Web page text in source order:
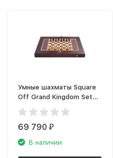
Умные шахматы Square
Off Grand Kingdom Set
(SQF-GKS-001)
69 790₽
В наличии